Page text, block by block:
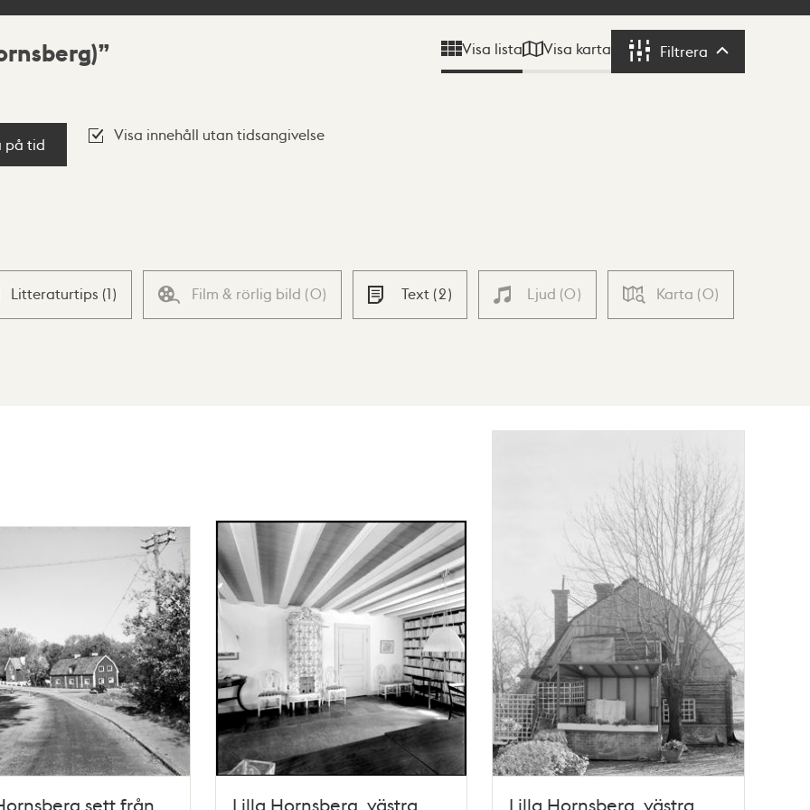
Visa lista Visa karta Filtrera Filtrera
på tid
Visa innehåll utan tidsangivelse
Litteraturtips (1) Film & rörlig bild (0) Text (2) Ljud (0) Karta (0)
sett från
Lilla Hornsberg, västra
Lilla Hornsberg, västra